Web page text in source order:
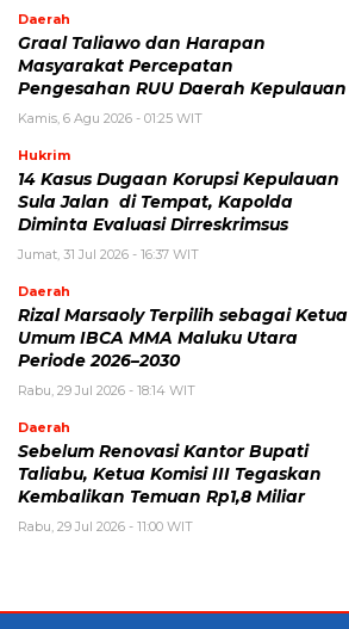
Daerah
Graal Taliawo dan Harapan
Masyarakat Percepatan
Pengesahan RUU Daerah Kepulauan
Kamis, 6 Agu 2026 - 01:25 WIT
Hukrim
14 Kasus Dugaan Korupsi Kepulauan
Sula Jalan di Tempat, Kapolda
Diminta Evaluasi Dirreskrimsus
Jumat, 31 Jul 2026 - 16:37 WIT
Daerah
Rizal Marsaoly Terpilih sebagai Ketua
Umum IBCA MMA Maluku Utara
Periode 2026–2030
Rabu, 29 Jul 2026 - 18:14 WIT
Daerah
Sebelum Renovasi Kantor Bupati
Taliabu, Ketua Komisi III Tegaskan
Kembalikan Temuan Rp1,8 Miliar
Rabu, 29 Jul 2026 - 11:00 WIT